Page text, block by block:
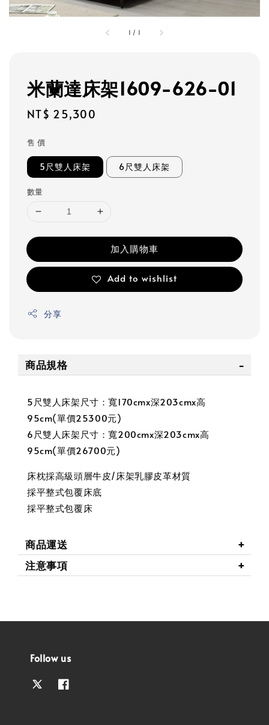
1 / 1
米蘭達床架1609-626-01
Regular
NT$ 25,300
售 價
5尺雙人床架 6尺雙人床架
數量
加入購物車
Add to wishlist
分享
商品規格
5尺雙人床架尺寸：寬170cmx深203cmx高
95cm(單價25300元)
6尺雙人床架尺寸：寬200cmx深203cmx高
95cm(單價26700元)
床枕採高級頭層牛皮/床架乳膠皮革材質
採平整式包覆床底
採平整式包覆床
商品運送
注意事項
Follow us